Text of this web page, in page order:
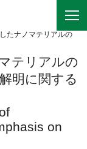
たナノマテリアルの
テリアルの
明に関する
on